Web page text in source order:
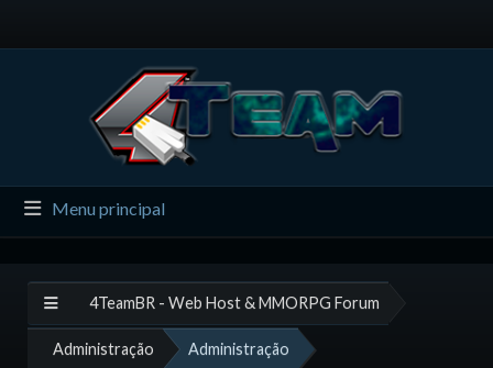
Menu principal
4TeamBR - Web Host & MMORPG Forum
Administração Administração